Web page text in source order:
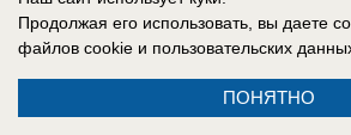
Новости СМИ2
Продолжая его использовать, вы даете
файлов cookie и пользовательских
ПОНЯТНО